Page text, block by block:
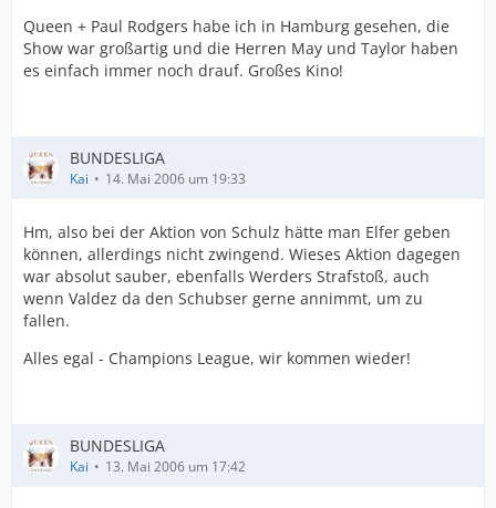
Queen + Paul Rodgers habe ich in Hamburg gesehen, die
Show war großartig und die Herren May und Taylor haben
es einfach immer noch drauf. Großes Kino!
BUNDESLIGA
Kai 14. Mai 2006 um 19:33
Hm, also bei der Aktion von Schulz hätte man Elfer geben
können, allerdings nicht zwingend. Wieses Aktion dagegen
war absolut sauber, ebenfalls Werders Strafstoß, auch
wenn Valdez da den Schubser gerne annimmt, um zu
fallen.
Alles egal - Champions League, wir kommen wieder!
BUNDESLIGA
Kai 13. Mai 2006 um 17:42